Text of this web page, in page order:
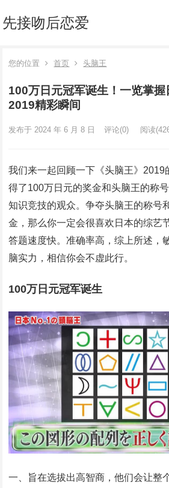
先接吻后恋爱
您的位置 首页 头脑王
100万日元冠军诞生！一览掌握
2019精彩瞬间
发布于 2024 年 6 月 8 日 评论(0) 阅读
我们来一起回顾一下《头脑王》2019
得了100万日元的奖金和头脑王的称
知识竞技的观众。争夺头脑王的称号
金，那么你一定会很喜欢日本的综艺
答题速度快。准确率高，综上所述，
脑实力，相信你会不虚此行。
100万日元冠军诞生
一、旨在选拔出高智商，他们会让整